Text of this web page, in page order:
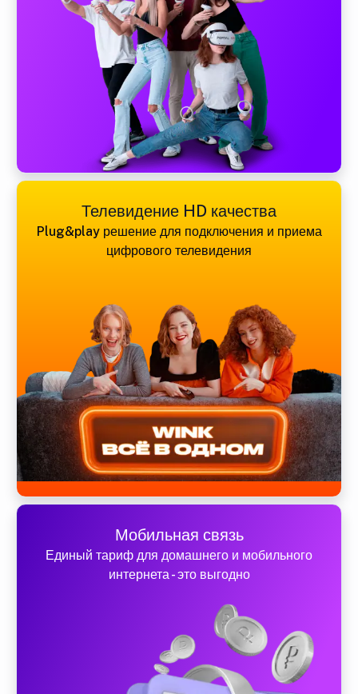
Телевидение HD качества
Plug&play решение для подключения и приема
цифрового телевидения
Мобильная связь
Единый тариф для домашнего и мобильного
интернета - это выгодно